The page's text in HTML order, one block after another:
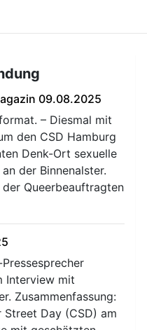
09.08.2025
– Diesmal mit
den CSD Hamburg
Denk-Ort sexuelle
der Binnenalster.
Queerbeauftragten
Interview mit
Zusammenfassung:
Day (CSD) am